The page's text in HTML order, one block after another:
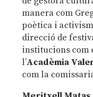
manera com
poètica i
direcció de
institucions com
l’Acadèmia
com la